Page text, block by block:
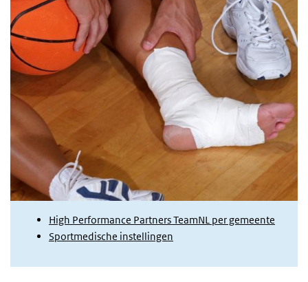
High Performance Partners TeamNL per gemeente
Sportmedische instellingen